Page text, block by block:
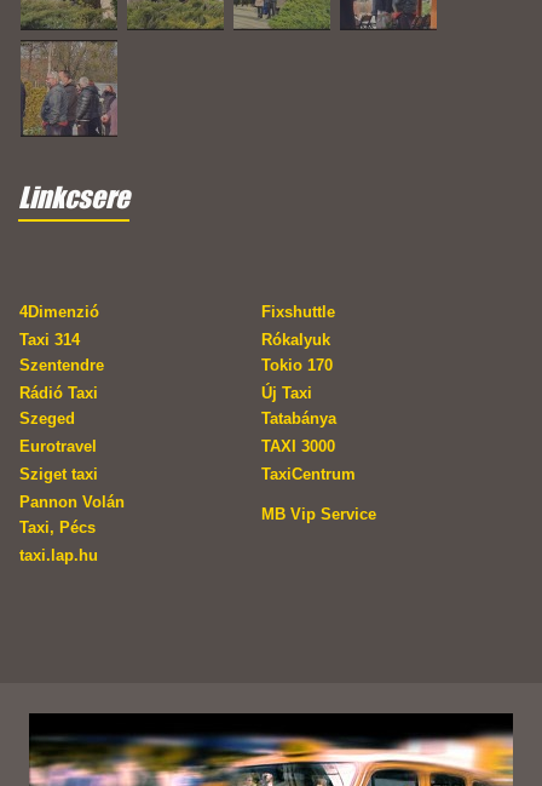
Linkcsere
4Dimenzió
Fixshuttle
Taxi 314
Szentendre
Rókalyuk
Tokio 170
Rádió Taxi
Szeged
Új Taxi
Tatabánya
Eurotravel
TAXI 3000
Sziget taxi
TaxiCentrum
Pannon Volán
Taxi, Pécs
MB Vip Service
taxi.lap.hu